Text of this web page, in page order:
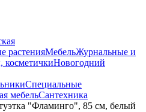
растенияМебельЖурнальные и
косметичкиНовогодний
Специальные
мебельСантехника
"Фламинго", 85 см, белый